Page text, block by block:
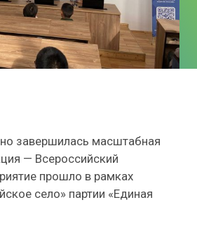
завершилась масштабная
— Всероссийский
прошло в рамках
село» партии «Единая